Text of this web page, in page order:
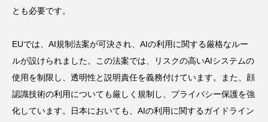
とも必要です。
EUでは、AI規制法案が可決され、AIの利用に関する厳格なルー
ルが設けられました。この法案では、リスクの高いAIシステムの
使用を制限し、透明性と説明責任を義務付けています。また、顔
認識技術の利用についても厳しく規制し、プライバシー保護を強
化しています。日本においても、AIの利用に関するガイドライン